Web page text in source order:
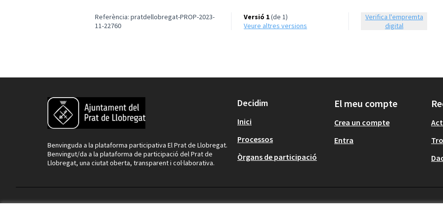
Referència: pratdellobregat-PROP-2023-
11-22760
Versió 1(de 1)
veure altres versions
Verifica l'empremta
digital
Benvinguda a la plataforma participativa El Prat de Llobregat.
Benvingut/da a la plataforma de participació del Prat de
Llobregat, una ciutat oberta, transparent i col·laborativa.
Decidim
Inici
Processos
Òrgans de participació
El meu compte
Crea un compte
Entra